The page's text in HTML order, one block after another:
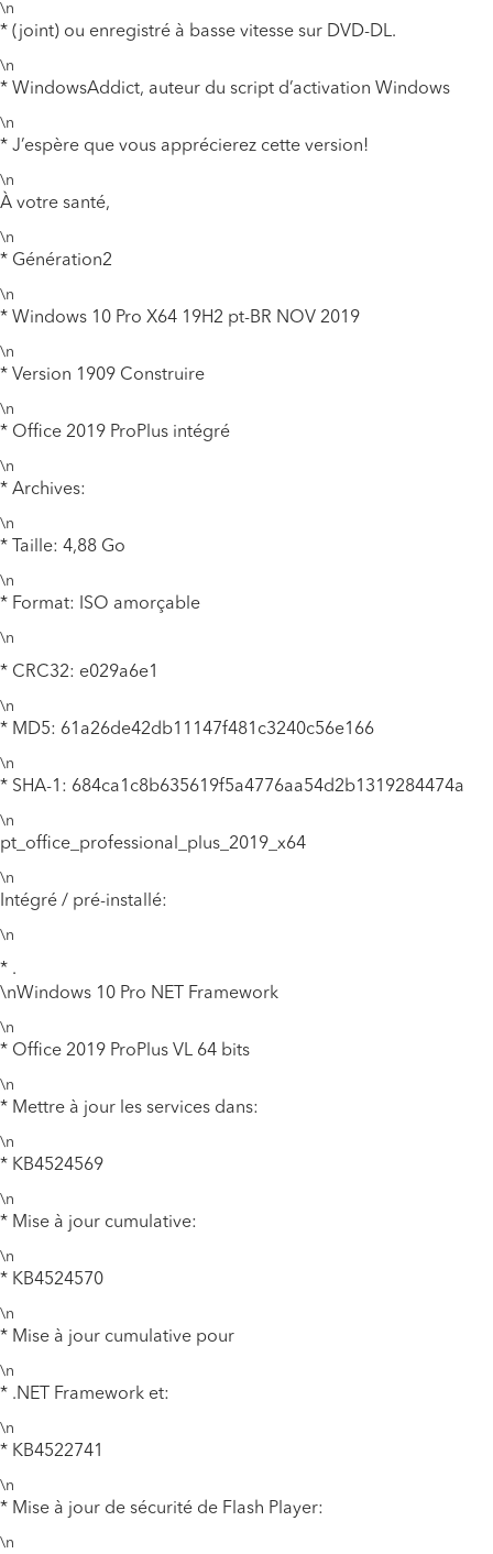
\n
* (joint) ou enregistré à basse vitesse sur DVD-DL.
\n
* WindowsAddict, auteur du script d’activation Windows
\n
* J’espère que vous apprécierez cette version!
\n
À votre santé,
\n
* Génération2
\n
* Windows 10 Pro X64 19H2 pt-BR NOV 2019
\n
* Version 1909 Construire
\n
* Office 2019 ProPlus intégré
\n
* Archives:
\n
* Taille: 4,88 Go
\n
* Format: ISO amorçable
\n
* CRC32: e029a6e1
\n
* MD5: 61a26de42db11147f481c3240c56e166
\n
* SHA-1: 684ca1c8b635619f5a4776aa54d2b1319284474a
\n
pt_office_professional_plus_2019_x64
\n
Intégré / pré-installé:
\n
* .
\nWindows 10 Pro NET Framework
\n
* Office 2019 ProPlus VL 64 bits
\n
* Mettre à jour les services dans:
\n
* KB4524569
\n
* Mise à jour cumulative:
\n
* KB4524570
\n
* Mise à jour cumulative pour
\n
* .NET Framework et:
\n
* KB4522741
\n
* Mise à jour de sécurité de Flash Player:
\n